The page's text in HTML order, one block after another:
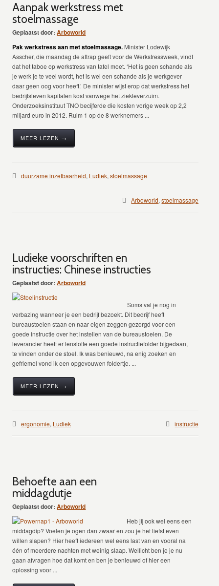
Aanpak werkstress met
stoelmassage
Geplaatst door: Arboworld
Pak werkstress aan met stoelmassage. Minister Lodewijk
Asscher, die maandag de aftrap geeft voor de Werkstressweek, vindt
dat het taboe op werkstress van tafel moet. ‘Het is geen schande als
je werk je te veel wordt, het is wel een schande als je werkgever
daar geen oog voor heeft.’ De minister wijst erop dat werkstress het
bedrijfsleven kapitalen kost vanwege het ziekteverzuim.
Onderzoeksinstituut TNO becijferde die kosten vorige week op 2,2
miljard euro in 2012. Ruim 1 op de 8 werknemers ...
MEER LEZEN →
duurzame inzetbaarheid, Ludiek,stoelmassage
Arboworld,stoelmassage
Ludieke voorschriften en
instructies: Chinese instructies
Geplaatst door: Arboworld
Soms val je nog in
verbazing wanneer je een bedrijf bezoekt. Dit bedrijf heeft
bureaustoelen staan en naar eigen zeggen gezorgd voor een
goede instructie over het instellen van de bureaustoelen. De
leverancier heeft er tenslotte een goede instructiefolder bijgedaan,
te vinden onder de stoel. Ik was benieuwd, na enig zoeken en
gefriemel vond ik een opgevouwen foldertje. ...
MEER LEZEN →
ergonomie, Ludiek instructie
Behoefte aan een
middagdutje
Geplaatst door: Arboworld
Heb jij ook wel eens een
middagdip? Voelen je ogen dan zwaar en zou je het liefst even
willen slapen? Hier heeft iedereen wel eens last van en vooral na
één of meerdere nachten met weinig slaap. Wellicht ben je je nu
gaan afvragen hoe dat komt en ben je benieuwd of hier een
oplossing voor ...